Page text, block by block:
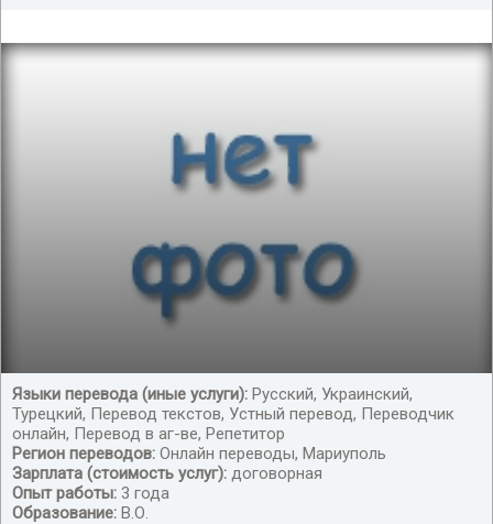
Перевод с /на турецкий язык
Языки перевода (иные услуги): Русский, Украинский,
Турецкий, Перевод текстов, Устный перевод, Переводчик
онлайн, Перевод в аг-ве, Репетитор
Регион переводов: Онлайн переводы, Мариуполь
Зарплата (стоимость услуг): договорная
Опыт работы: 3 года
Образование: В.О.